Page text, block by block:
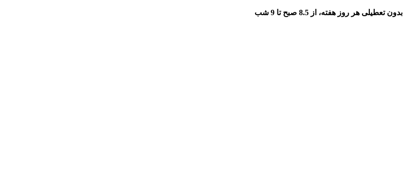
بدون تعطیلی هر روز هفته، از 8.5 صبح تا 9 شب